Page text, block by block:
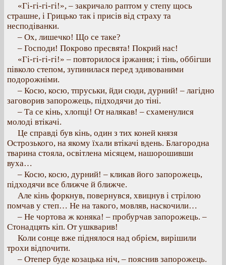
«Гі-гі-гі-гі!», – закричало раптом у степу щось
страшне, і Грицько так і присів від страху та
несподіванки.
– Ох, лишечко! Що се таке?
– Господи! Покрово пресвята! Покрий нас!
«Гі-гі-гі-гі!» – повторилося іржання; і тінь, оббігши
півколо степом, зупинилася перед здивованими
подорожніми.
– Косю, косю, тпруськи, йди сюди, дурний! – лагідно
заговорив запорожець, підходячи до тіні.
– Та се кінь, хлопці! От налякав! – схаменулися
молоді втікачі.
Це справді був кінь, один з тих коней князя
Острозького, на якому їхали втікачі вдень. Благородна
тварина стояла, освітлена місяцем, нашорошивши
вуха…
– Косю, косю, дурний! – кликав його запорожець,
підходячи все ближче й ближче.
Але кінь форкнув, повернувся, хвицнув і стрілою
помчав у степ… Не на такого, мовляв, наскочили…
– Не чортова ж коняка! – пробурчав запорожець. –
Стонадцять кіп. От ушкварив!
Коли сонце вже піднялося над обрієм, вирішили
трохи відпочити.
– Отепер буде козацька ніч, – пояснив запорожець.